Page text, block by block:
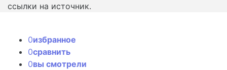
ссылки на источник.
0избранное
0сравнить
0вы смотрели